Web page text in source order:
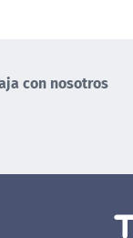
con nosotros